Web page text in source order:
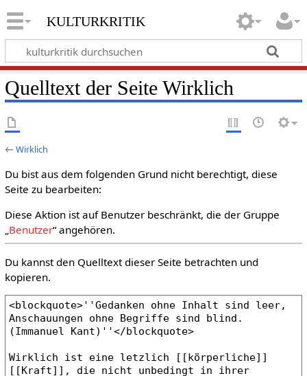
kulturkritik
Quelltext der Seite Wirklich
←Wirklich
Du bist aus dem folgenden Grund nicht berechtigt, diese
Seite zu bearbeiten:
Diese Aktion ist auf Benutzer beschränkt, die der Gruppe
„Benutzer“ angehören.
Du kannst den Quelltext dieser Seite betrachten und
kopieren.